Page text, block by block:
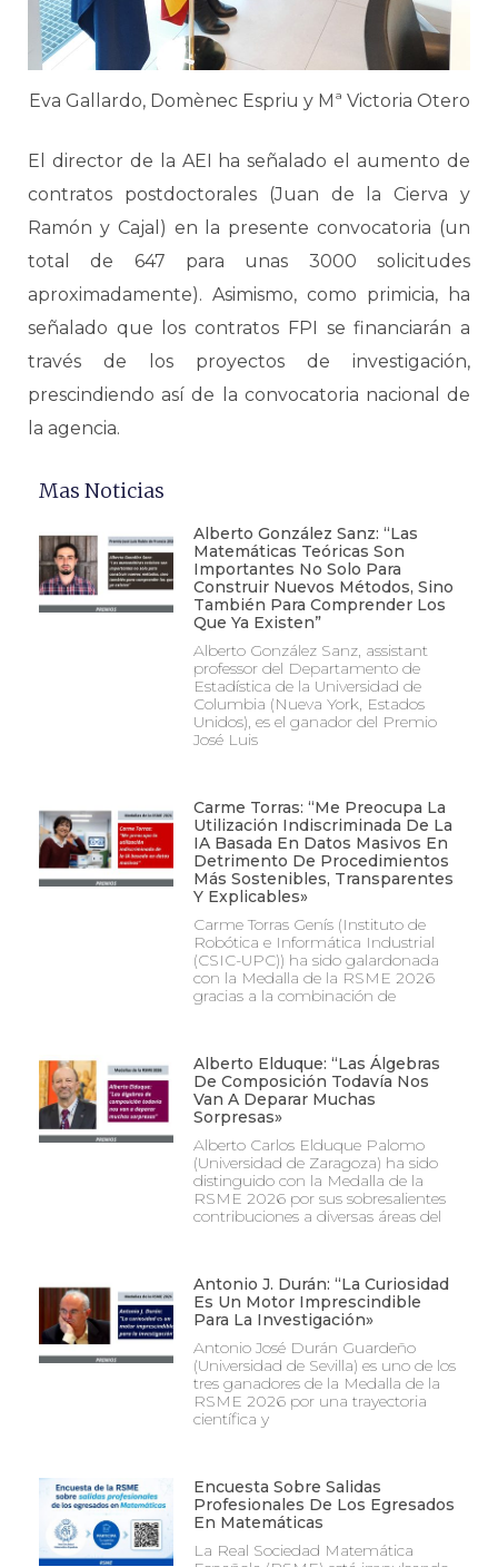
Eva Gallardo, Domènec Espriu y Mª Victoria Otero
El director de la AEI ha señalado el aumento de
contratos postdoctorales (Juan de la Cierva y
Ramón y Cajal) en la presente convocatoria (un
total de 647 para unas 3000 solicitudes
aproximadamente). Asimismo, como primicia, ha
señalado que los contratos FPI se financiarán a
través de los proyectos de investigación,
prescindiendo así de la convocatoria nacional de
la agencia.
Mas Noticias
Alberto González Sanz: “Las
Matemáticas Teóricas Son
Importantes No Solo Para
Construir Nuevos Métodos, Sino
También Para Comprender Los
Que Ya Existen”
Alberto González Sanz, assistant
professor del Departamento de
Estadística de la Universidad de
Columbia (Nueva York, Estados
Unidos), es el ganador del Premio
José Luis
Carme Torras: “Me Preocupa La
Utilización Indiscriminada De La
IA Basada En Datos Masivos En
Detrimento De Procedimientos
Más Sostenibles, Transparentes
Y Explicables»
Carme Torras Genís (Instituto de
Robótica e Informática Industrial
(CSIC-UPC)) ha sido galardonada
con la Medalla de la RSME 2026
gracias a la combinación de
Alberto Elduque: “Las Álgebras
De Composición Todavía Nos
Van A Deparar Muchas
Sorpresas»
Alberto Carlos Elduque Palomo
(Universidad de Zaragoza) ha sido
distinguido con la Medalla de la
RSME 2026 por sus sobresalientes
contribuciones a diversas áreas del
Antonio J. Durán: “La Curiosidad
Es Un Motor Imprescindible
Para La Investigación»
Antonio José Durán Guardeño
(Universidad de Sevilla) es uno de los
tres ganadores de la Medalla de la
RSME 2026 por una trayectoria
científica y
Encuesta Sobre Salidas
Profesionales De Los Egresados
En Matemáticas
La Real Sociedad Matemática